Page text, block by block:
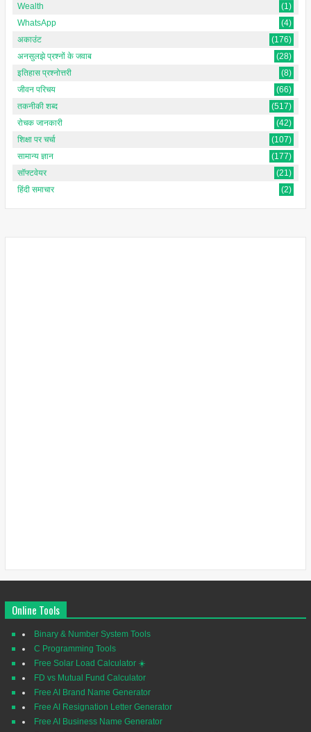
Wealth
(1)
WhatsApp
(4)
अकाउंट
(176)
अनसुलझे प्रश्नों के जवाब
(28)
इतिहास प्रश्नोत्तरी
(8)
जीवन परिचय
(66)
तकनीकी शब्द
(517)
रोचक जानकारी
(42)
शिक्षा पर चर्चा
(107)
सामान्य ज्ञान
(177)
सॉफ्टवेयर
(21)
हिंदी समाचार
(2)
Online Tools
Binary & Number System Tools
C Programming Tools
Free Solar Load Calculator ☀️
FD vs Mutual Fund Calculator
Free AI Brand Name Generator
Free AI Resignation Letter Generator
Free AI Business Name Generator